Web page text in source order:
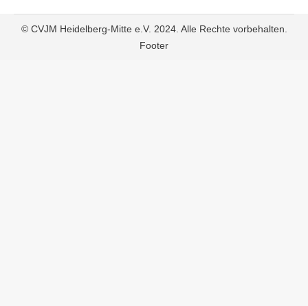
© CVJM Heidelberg-Mitte e.V. 2024. Alle Rechte vorbehalten.
Footer